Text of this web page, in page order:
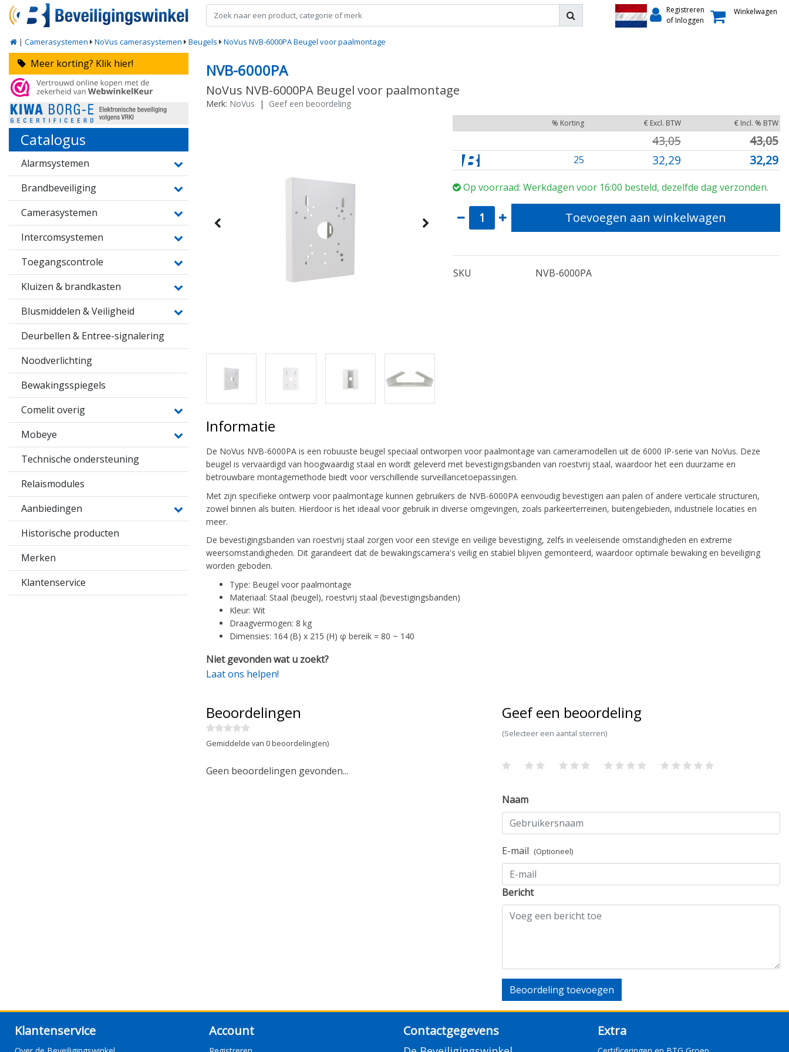
Registreren
of Inloggen
Winkelwagen
| Camerasystemen NoVus camerasystemen Beugels NoVus NVB-6000PA Beugel voor paalmontage
Meer korting? Klik hier!
Catalogus
Alarmsystemen
Brandbeveiliging
Camerasystemen
Intercomsystemen
Toegangscontrole
Kluizen & brandkasten
Blusmiddelen & Veiligheid
Deurbellen & Entree-signalering
Noodverlichting
Bewakingsspiegels
Comelit overig
Mobeye
Technische ondersteuning
Relaismodules
Aanbiedingen
Historische producten
Merken
Klantenservice
NVB-6000PA
NoVus NVB-6000PA Beugel voor paalmontage
Merk: NoVus | Geef een beoordeling
% Korting € Excl. BTW € Incl. % BTW
43,05 43,05
25 32,29 32,29
Op voorraad: Werkdagen voor 16:00 besteld, dezelfde dag verzonden.
Toevoegen aan winkelwagen
SKU NVB-6000PA
Informatie
De NoVus NVB-6000PA is een robuuste beugel speciaal ontworpen voor paalmontage van cameramodellen uit de 6000 IP-serie van NoVus. Deze
beugel is vervaardigd van hoogwaardig staal en wordt geleverd met bevestigingsbanden van roestvrij staal, waardoor het een duurzame en
betrouwbare montagemethode biedt voor verschillende surveillancetoepassingen.
Met zijn specifieke ontwerp voor paalmontage kunnen gebruikers de NVB-6000PA eenvoudig bevestigen aan palen of andere verticale structuren,
zowel binnen als buiten. Hierdoor is het ideaal voor gebruik in diverse omgevingen, zoals parkeerterreinen, buitengebieden, industriële locaties en
meer.
De bevestigingsbanden van roestvrij staal zorgen voor een stevige en veilige bevestiging, zelfs in veeleisende omstandigheden en extreme
weersomstandigheden. Dit garandeert dat de bewakingscamera's veilig en stabiel blijven gemonteerd, waardoor optimale bewaking en beveiliging
worden geboden.
Type: Beugel voor paalmontage
Materiaal: Staal (beugel), roestvrij staal (bevestigingsbanden)
Kleur: Wit
Draagvermogen: 8 kg
Dimensies: 164 (B) x 215 (H) φ bereik = 80 ~ 140
Niet gevonden wat u zoekt?
Laat ons helpen!
Beoordelingen
Gemiddelde van 0 beoordeling(en)
Geen beoordelingen gevonden...
Geef een beoordeling
(Selecteer een aantal sterren)
Naam
E-mail (Optioneel)
Bericht
Beoordeling toevoegen
Klantenservice Account Contactgegevens Extra